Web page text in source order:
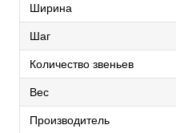
Ширина
Шаг
Количество звеньев
Вес
Производитель